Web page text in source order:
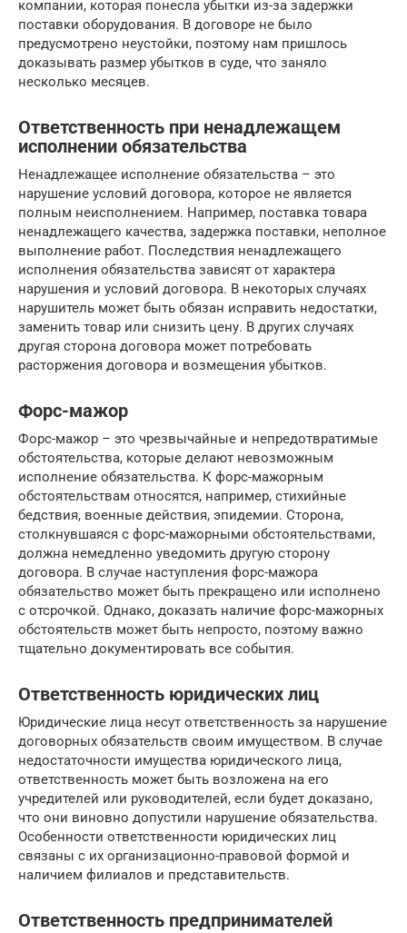
компании, которая понесла убытки из-за задержки
поставки оборудования. В договоре не было
предусмотрено неустойки, поэтому нам пришлось
доказывать размер убытков в суде, что заняло
несколько месяцев.
Ответственность при ненадлежащем
исполнении обязательства
Ненадлежащее исполнение обязательства – это
нарушение условий договора, которое не является
полным неисполнением. Например, поставка товара
ненадлежащего качества, задержка поставки, неполное
выполнение работ. Последствия ненадлежащего
исполнения обязательства зависят от характера
нарушения и условий договора. В некоторых случаях
нарушитель может быть обязан исправить недостатки,
заменить товар или снизить цену. В других случаях
другая сторона договора может потребовать
расторжения договора и возмещения убытков.
Форс-мажор
Форс-мажор – это чрезвычайные и непредотвратимые
обстоятельства, которые делают невозможным
исполнение обязательства. К форс-мажорным
обстоятельствам относятся, например, стихийные
бедствия, военные действия, эпидемии. Сторона,
столкнувшаяся с форс-мажорными обстоятельствами,
должна немедленно уведомить другую сторону
договора. В случае наступления форс-мажора
обязательство может быть прекращено или исполнено
с отсрочкой. Однако, доказать наличие форс-мажорных
обстоятельств может быть непросто, поэтому важно
тщательно документировать все события.
Ответственность юридических лиц
Юридические лица несут ответственность за нарушение
договорных обязательств своим имуществом. В случае
недостаточности имущества юридического лица,
ответственность может быть возложена на его
учредителей или руководителей, если будет доказано,
что они виновно допустили нарушение обязательства.
Особенности ответственности юридических лиц
связаны с их организационно-правовой формой и
наличием филиалов и представительств.
Ответственность предпринимателей